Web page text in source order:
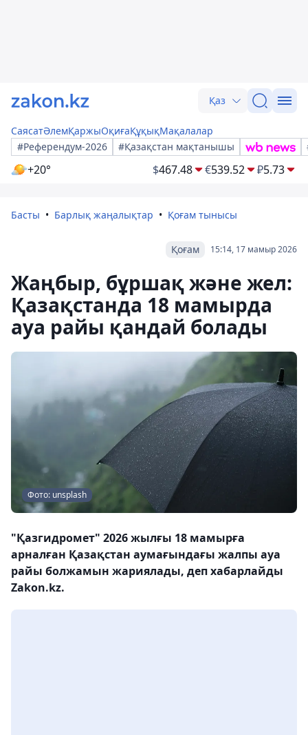
Қаз
СаясатӘлемҚаржыОқиғаҚұқықМақалалар
#Референдум-2026
#Қазақстан мақтанышы
+20° $467.48 €539.52 ₽5.73
Басты Барлық жаңалықтар Қоғам тынысы
15:14, 17 мамыр 2026
Қоғам
Жаңбыр, бұршақ және жел:
Қазақстанда 18 мамырда
ауа райы қандай болады
Фото: unsplash
"Қазгидромет" 2026 жылғы 18 мамырға
арналған Қазақстан аумағындағы жалпы ауа
райы болжамын жариялады, деп хабарлайды
Zakon.kz.